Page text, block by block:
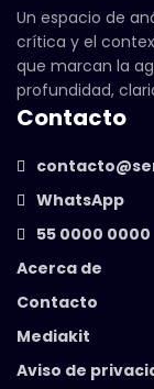
Un espacio de
crítica y el
que marcan la
profundidad,
Contacto
WhatsApp
55 0000 0000
Acerca de
Contacto
Mediakit
Aviso de